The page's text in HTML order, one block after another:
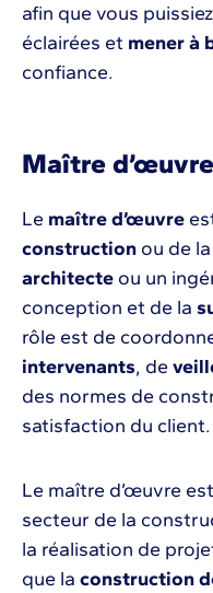
afin que vous
éclairées et mener à
confiance.
Maître
Le maître d’œuvre
construction ou de la
architecte ou un
conception et de la
rôle est de
intervenants, de
des normes de
satisfaction du client.
Le maître d’œuvre
secteur de la
la réalisation de
que la construction